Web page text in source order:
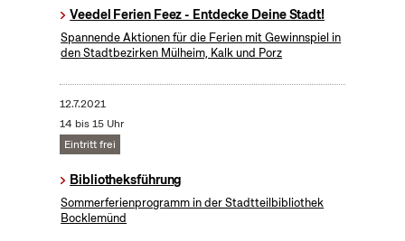
Veedel Ferien Feez - Entdecke Deine Stadt!
Spannende Aktionen für die Ferien mit Gewinnspiel in
den Stadtbezirken Mülheim, Kalk und Porz
12.7.2021
14 bis 15 Uhr
Eintritt frei
Bibliotheksführung
Sommerferienprogramm in der Stadtteilbibliothek
Bocklemünd